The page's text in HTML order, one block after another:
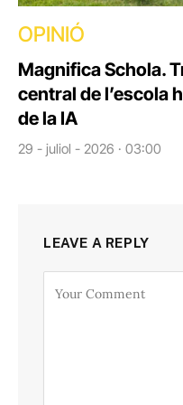
OPINIÓ
Magnifica Schola.
central de l’escola
de la IA
29 - juliol - 2026 · 03:00
LEAVE A REPLY